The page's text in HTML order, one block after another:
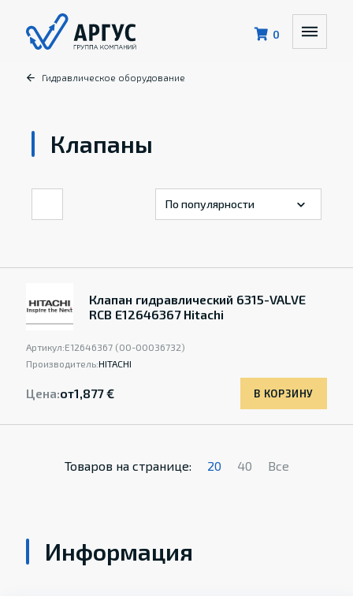
0
Гидравлическое оборудование
Клапаны
Клапан гидравлический 6315-VALVE
RCB E12646367 Hitachi
Артикул:Е12646367 (00-00036732)
Производитель:HITACHI
Цена:от1,877 € В КОРЗИНУ
Товаров на странице: 20 40 Все
Информация